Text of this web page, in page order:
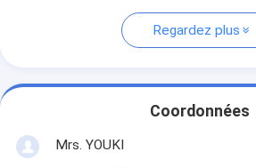
Regardez plus
Coordonnées
Mrs. YOUKI